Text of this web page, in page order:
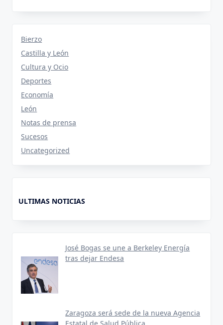
Bierzo
Castilla y León
Cultura y Ocio
Deportes
Economía
León
Notas de prensa
Sucesos
Uncategorized
ULTIMAS NOTICIAS
José Bogas se une a Berkeley Energía
tras dejar Endesa
Zaragoza será sede de la nueva Agencia